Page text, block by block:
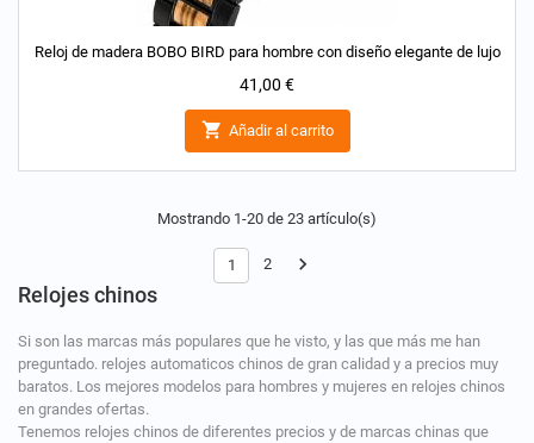
Reloj de madera BOBO BIRD para hombre con diseño elegante de lujo
Precio
41,00 €
 Añadir al carrito
Mostrando 1-20 de 23 artículo(s)
1 2 
Relojes chinos
Si son las marcas más populares que he visto, y las que más me han
preguntado. relojes automaticos chinos de gran calidad y a precios muy
baratos. Los mejores modelos para hombres y mujeres en relojes chinos
en grandes ofertas.
Tenemos relojes chinos de diferentes precios y de marcas chinas que